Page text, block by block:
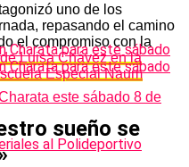
uno de los
repasando el camino
el compromiso con la
Luisa Chávez en la
Especial Naum
sueño se
este sábado 8 de